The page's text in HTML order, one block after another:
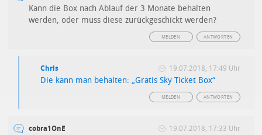
Kann die Box nach Ablauf der 3 Monate behalten
werden, oder muss diese zurückgeschickt werden?
ANTWORTEN
MELDEN
Chris 19.07.2018, 17:49 Uhr
Die kann man behalten: „Gratis Sky Ticket Box“
ANTWORTEN
MELDEN
cobra1OnE 19.07.2018, 17:33 Uhr